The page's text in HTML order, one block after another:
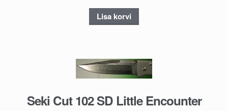
Lisa korvi
Seki Cut 102 SD Little Encounter